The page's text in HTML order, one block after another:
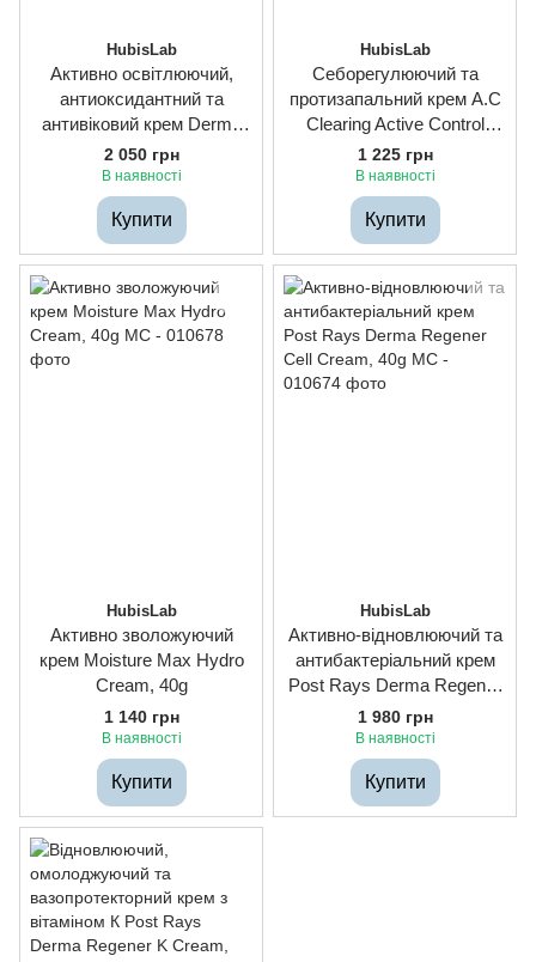
HubisLab
Активно освітлюючий,
антиоксидантний та
антивіковий крем Derma
Max Brightening Cream,
40g
2 050 грн
В наявності
Купити
HubisLab
Себорегулюючий та
протизапальний крем A.C
Clearing Active Control
Cream, 40g
1 225 грн
В наявності
Купити
HubisLab
Активно зволожуючий
крем Moisture Max Hydro
Cream, 40g
1 140 грн
В наявності
Купити
HubisLab
Активно-відновлюючий та
антибактеріальний крем
Post Rays Derma Regener
Cell Cream, 40g
1 980 грн
В наявності
Купити